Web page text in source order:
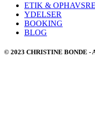
ETIK &
YDELSER
BOOKING
BLOG
© 2023 CHRISTINE BONDE -